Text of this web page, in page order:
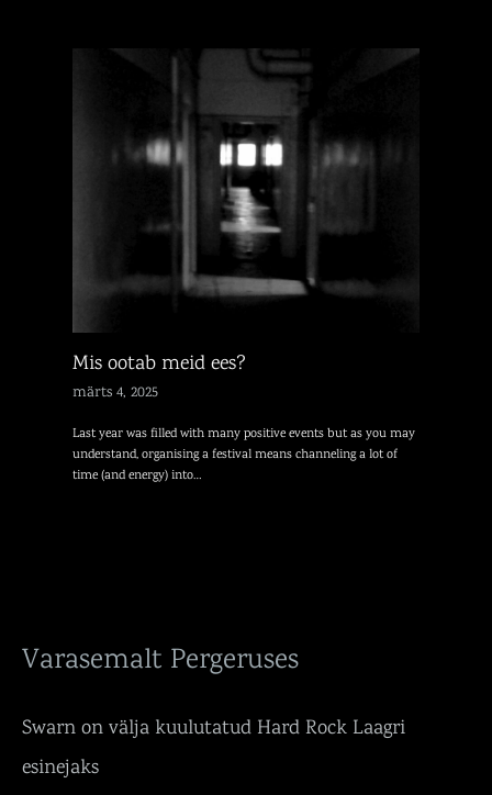
Mis ootab meid ees?
märts 4, 2025
Last year was filled with many positive events but as you may
understand, organising a festival means channeling a lot of
time (and energy) into…
Varasemalt Pergeruses
Swarn on välja kuulutatud Hard Rock Laagri
esinejaks